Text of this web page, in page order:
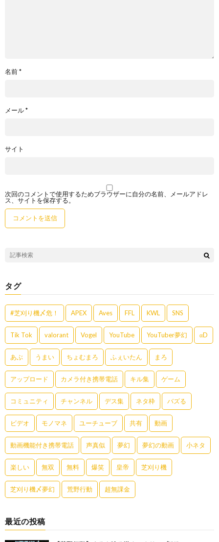
名前*
メール*
サイト
次回のコメントで使用するためブラウザーに自分の名前、メールアドレ
ス、サイトを保存する。
タグ
#芝刈り機〆危！ APEX Aves FFL KWL SNS
Tik Tok valorant Vogel YouTube YouTuber夢幻 αD
あぶ うまい ちょむまろ ふぇいたん まろ
アップロード カメラ付き携帯電話 キル集 ゲーム
コミュニティ チャンネル デス集 ネタ枠 バズる
ビデオ モノマネ ユーチューブ 共有 動画
動画機能付き携帯電話 声真似 夢幻 夢幻の動画 小ネタ
楽しい 無双 無料 爆笑 皇帝 芝刈り機
芝刈り機〆夢幻 荒野行動 超無課金
最近の投稿